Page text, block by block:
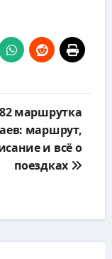
82 маршрутка
маршрут,
и всё о
поездках